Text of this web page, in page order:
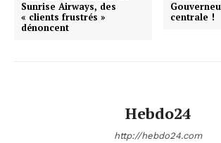
Sunrise Airways, des
« clients frustrés »
dénoncent
centrale !
Hebdo24
http://hebdo24.com